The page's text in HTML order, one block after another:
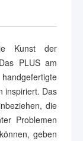
Kunst der
PLUS am
inspiriert. Das
die
Problemen
geben